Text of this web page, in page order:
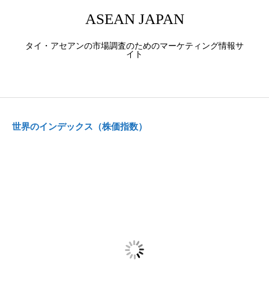
ASEAN JAPAN
タイ・アセアンの市場調査のためのマーケティング情報サ
イト
世界のインデックス（株価指数）